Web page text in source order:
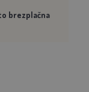
brezplačna